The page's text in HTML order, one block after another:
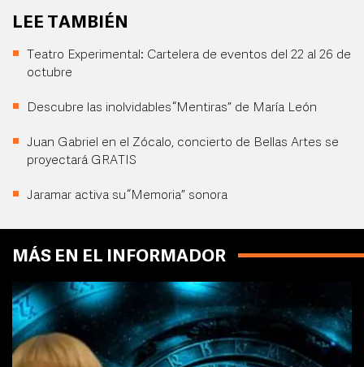
LEE TAMBIÉN
Teatro Experimental: Cartelera de eventos del 22 al 26 de
octubre
Descubre las inolvidables “Mentiras” de María León
Juan Gabriel en el Zócalo, concierto de Bellas Artes se
proyectará GRATIS
Jaramar activa su “Memoria” sonora
MÁS EN EL INFORMADOR